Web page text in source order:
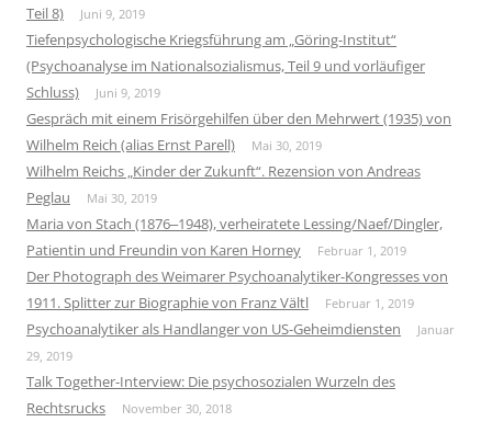
Teil 8) Juni 9, 2019
Tiefenpsychologische Kriegsführung am „Göring-Institut“
(Psychoanalyse im Nationalsozialismus, Teil 9 und vorläufiger
Schluss)
Juni 9, 2019
Gespräch mit einem Frisörgehilfen über den Mehrwert (1935) von
Wilhelm Reich (alias Ernst Parell)
Mai 30, 2019
Wilhelm Reichs „Kinder der Zukunft“. Rezension von Andreas
Peglau
Mai 30, 2019
Maria von Stach (1876‒1948), verheiratete Lessing/Naef/Dingler,
Patientin und Freundin von Karen Horney
Februar 1, 2019
Der Photograph des Weimarer Psychoanalytiker-Kongresses von
1911. Splitter zur Biographie von Franz Vältl
Februar 1, 2019
Psychoanalytiker als Handlanger von US-Geheimdiensten
Januar
29, 2019
Talk Together-Interview: Die psychosozialen Wurzeln des
Rechtsrucks
November 30, 2018